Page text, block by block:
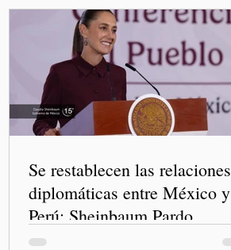
Se restablecen las relaciones
diplomáticas entre México y
Perú: Sheinbaum Pardo